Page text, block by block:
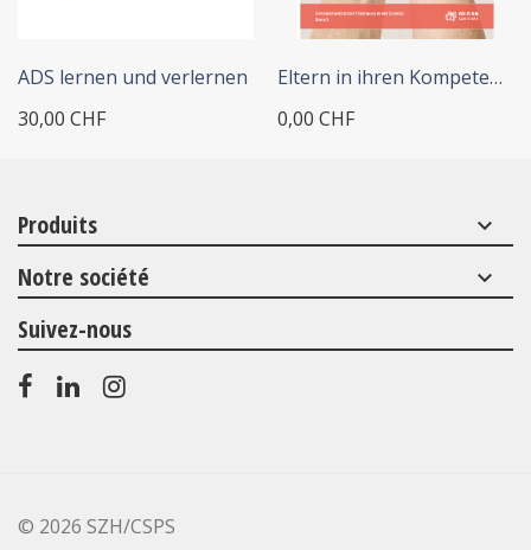
ADS lernen und verlernen
30,00 CHF
Eltern in ihren Kompetenzen...
0,00 CHF
Produits keyboard_arrow_down
Notre société keyboard_arrow_down
Suivez-nous
© 2026 SZH/CSPS